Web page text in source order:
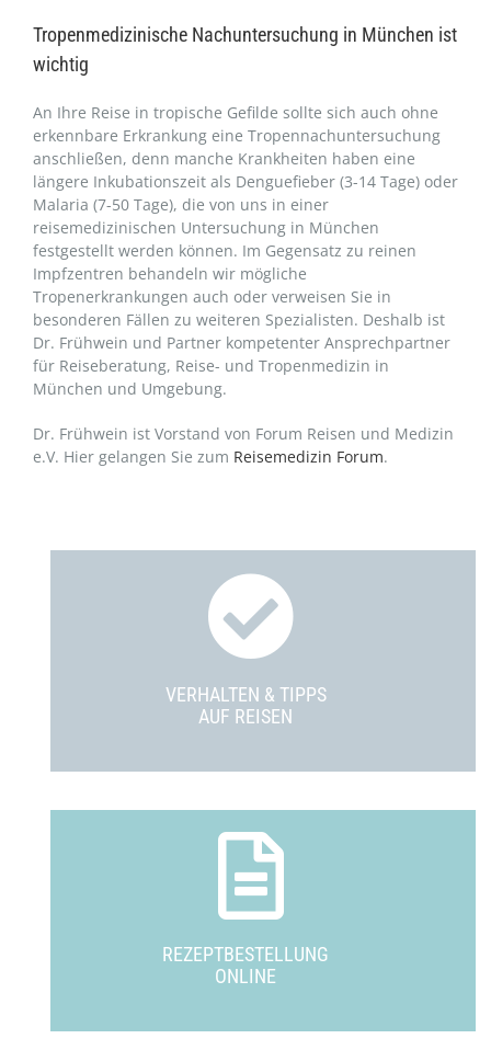
Tropenmedizinische Nachuntersuchung in München ist
wichtig
An Ihre Reise in tropische Gefilde sollte sich auch ohne
erkennbare Erkrankung eine Tropennachuntersuchung
anschließen, denn manche Krankheiten haben eine
längere Inkubationszeit als Denguefieber (3-14 Tage) oder
Malaria (7-50 Tage), die von uns in einer
reisemedizinischen Untersuchung in München
festgestellt werden können. Im Gegensatz zu reinen
Impfzentren behandeln wir mögliche
Tropenerkrankungen auch oder verweisen Sie in
besonderen Fällen zu weiteren Spezialisten. Deshalb ist
Dr. Frühwein und Partner kompetenter Ansprechpartner
für Reiseberatung, Reise- und Tropenmedizin in
München und Umgebung.
Dr. Frühwein ist Vorstand von Forum Reisen und Medizin
e.V. Hier gelangen Sie zum Reisemedizin Forum.
VERHALTEN & TIPPS
AUF REISEN
REZEPTBESTELLUNG
ONLINE